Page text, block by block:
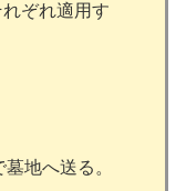
ぞれ適用す
地へ送る。